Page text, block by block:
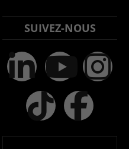
SUIVEZ-NOUS